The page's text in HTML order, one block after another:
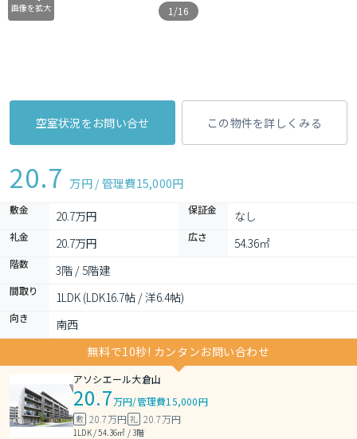
画像を拡大 1/16
空室状況をお問い合せ この物件を詳しくみる
20.7 万円 / 管理費15,000円
敷金 20.7万円 保証金 なし
礼金 20.7万円 広さ 54.36㎡
階数 3階 / 5階建
間取り 1LDK (LDK16.7帖 / 洋6.4帖)
向き
南西
無料で10秒! カンタンお問い合わせ
アソシエール大倉山
20.7万円/管理費15,000円
敷 20.7万円 礼 20.7万円
1LDK / 54.36㎡ / 3階